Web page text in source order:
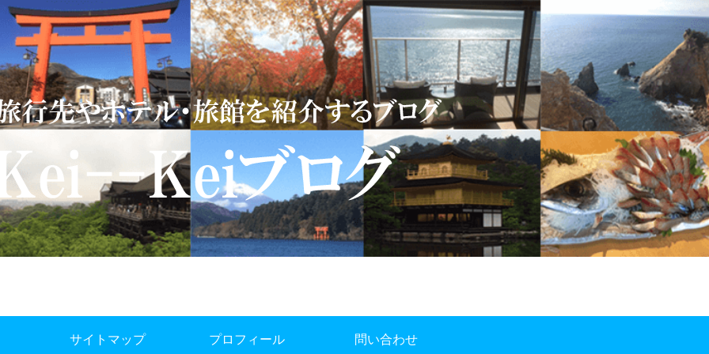
サイトマップ プロフィール 問い合わせ